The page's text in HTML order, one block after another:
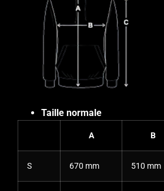
Taille normale
A B
S 670 mm 510 mm